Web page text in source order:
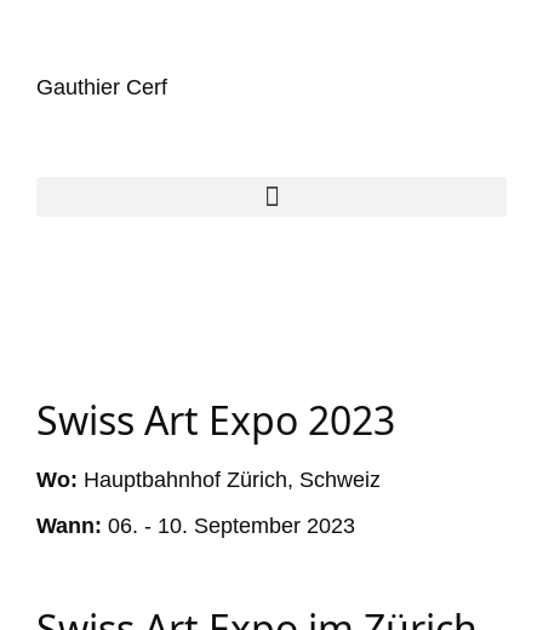
Gauthier Cerf
Swiss Art Expo 2023
Wo: Hauptbahnhof Zürich, Schweiz
Wann: 06. - 10. September 2023